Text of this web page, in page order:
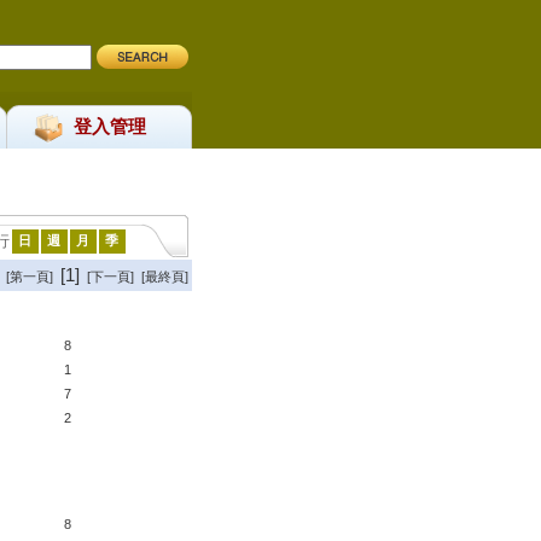
登入管理
日 週 月 季
[第一頁] [1] [下一頁] [最終頁]
8
1
7
2
8